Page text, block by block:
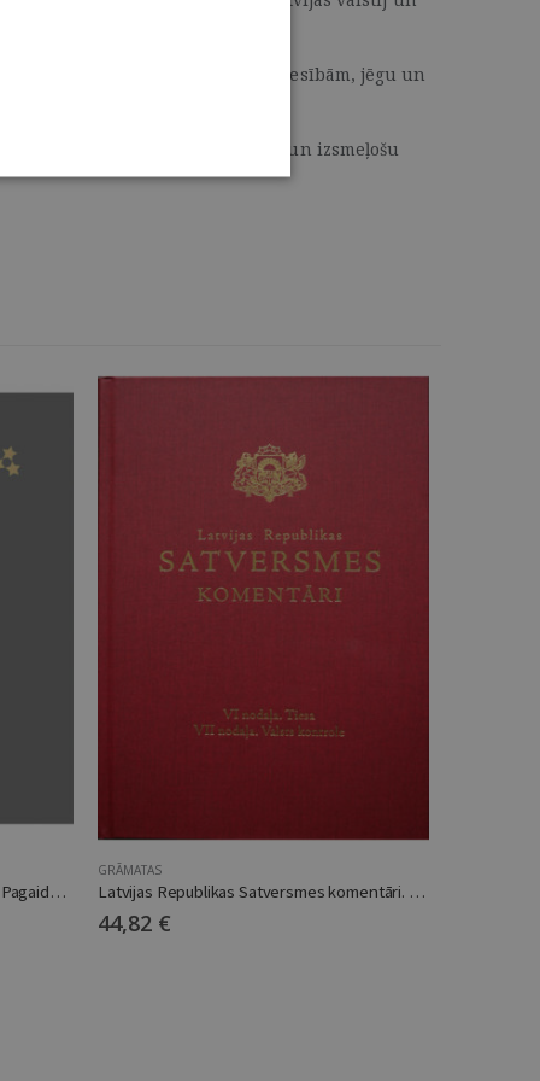
latviešu nācijas pastāvēšanas tiesībām, jēgu un
papildināta ar personu rādītāju un izsmeļošu
1918.-1920.gads Latvijas Republikas Pagaidu valdības sēžu protokolos, notikumos, atmiņās
GRĀMATAS
Latvijas Republikas Satversmes komentāri. VI nodaļa. Tiesa. VII nodaļa. Valsts kontrole
44,82 €